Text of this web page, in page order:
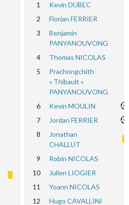
1
Kevin DUBEC
2
Florian FERRIER
3
Benjamin
PANYANOUVONG
4
Thomas NICOLAS
5
Prachongchith
« Thibault »
PANYANOUVONG
6
Kevin MOULIN
7
Jordan FERRIER
8
Jonathan
CHALLUT
9
Robin NICOLAS
10
Julien LIOGIER
11
Yoann NICOLAS
12
Hugo CAVALLINI